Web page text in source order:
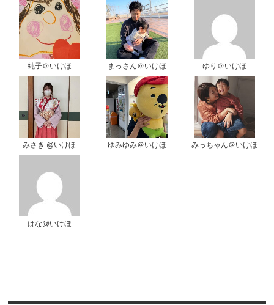
純子＠いけほ まっさん＠いけほ ゆり＠いけほ
みさき @いけほ ゆみゆみ＠いけほ みっちゃん＠いけほ
はな@いけほ